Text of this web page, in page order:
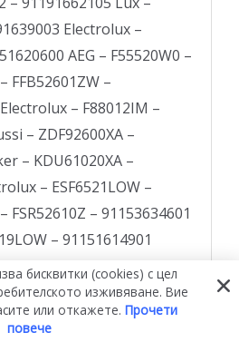
бисквитки (cookies) с цел
изживяване. Вие
или откажете. Прочети
повече